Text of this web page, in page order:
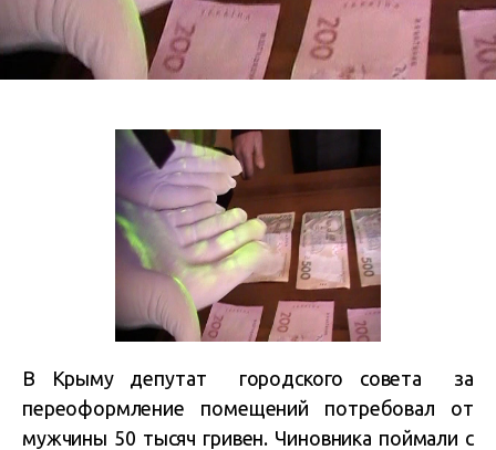
В Крыму депутат городского совета за
переоформление помещений потребовал от
мужчины 50 тысяч гривен. Чиновника поймали с